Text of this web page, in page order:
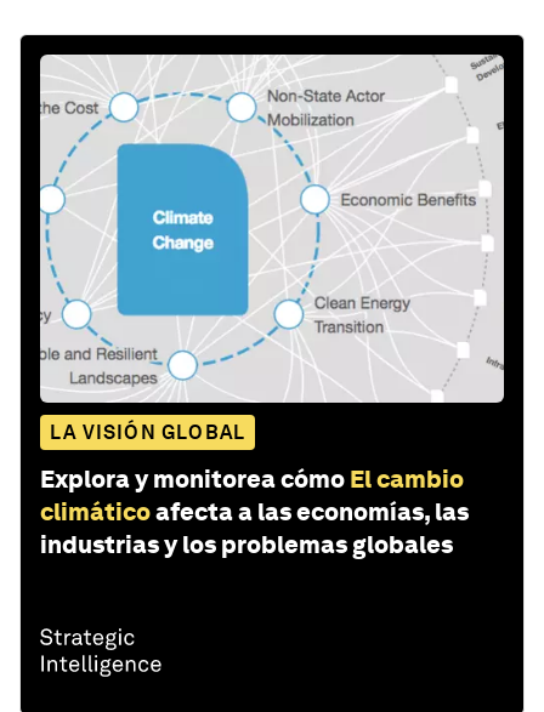
LA VISIÓN GLOBAL
Explora y monitorea cómo El cambio
climáticoafecta a las economías, las
industrias y los problemas globales